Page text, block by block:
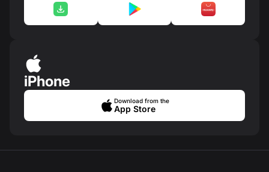
iPhone
Download from the
App Store